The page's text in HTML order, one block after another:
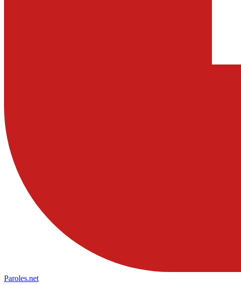
Paroles.net